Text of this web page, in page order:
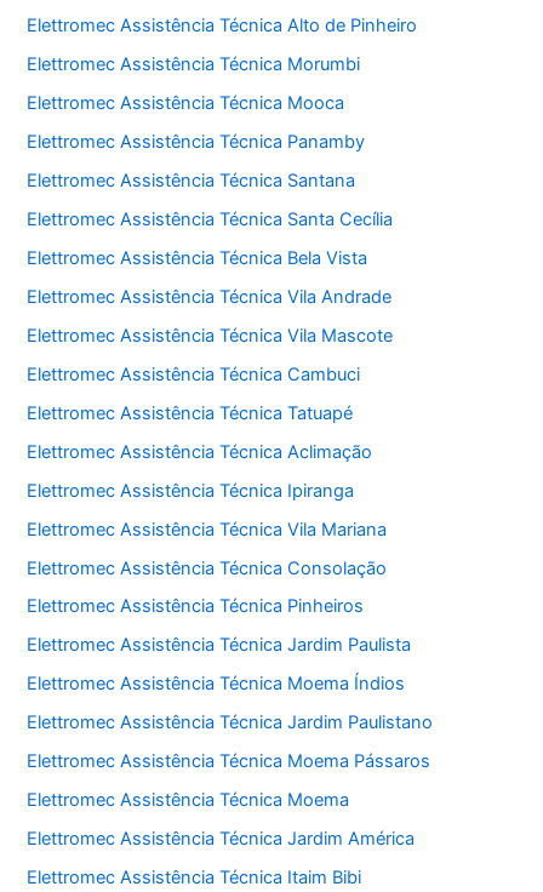
Elettromec Assistência Técnica Alto de Pinheiro
Elettromec Assistência Técnica Morumbi
Elettromec Assistência Técnica Mooca
Elettromec Assistência Técnica Panamby
Elettromec Assistência Técnica Santana
Elettromec Assistência Técnica Santa Cecília
Elettromec Assistência Técnica Bela Vista
Elettromec Assistência Técnica Vila Andrade
Elettromec Assistência Técnica Vila Mascote
Elettromec Assistência Técnica Cambuci
Elettromec Assistência Técnica Tatuapé
Elettromec Assistência Técnica Aclimação
Elettromec Assistência Técnica Ipiranga
Elettromec Assistência Técnica Vila Mariana
Elettromec Assistência Técnica Consolação
Elettromec Assistência Técnica Pinheiros
Elettromec Assistência Técnica Jardim Paulista
Elettromec Assistência Técnica Moema Índios
Elettromec Assistência Técnica Jardim Paulistano
Elettromec Assistência Técnica Moema Pássaros
Elettromec Assistência Técnica Moema
Elettromec Assistência Técnica Jardim América
Elettromec Assistência Técnica Itaim Bibi